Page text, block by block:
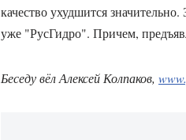
качество ухудшится
уже "РусГидро". Причем,
Беседу вёл Алексей Колпаков,